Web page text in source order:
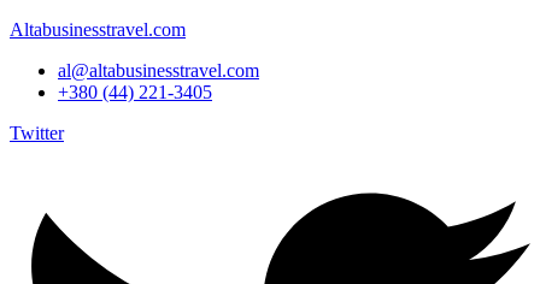
Altabusinesstravel.com
al@altabusinesstravel.com
+380 (44) 221-3405
Twitter